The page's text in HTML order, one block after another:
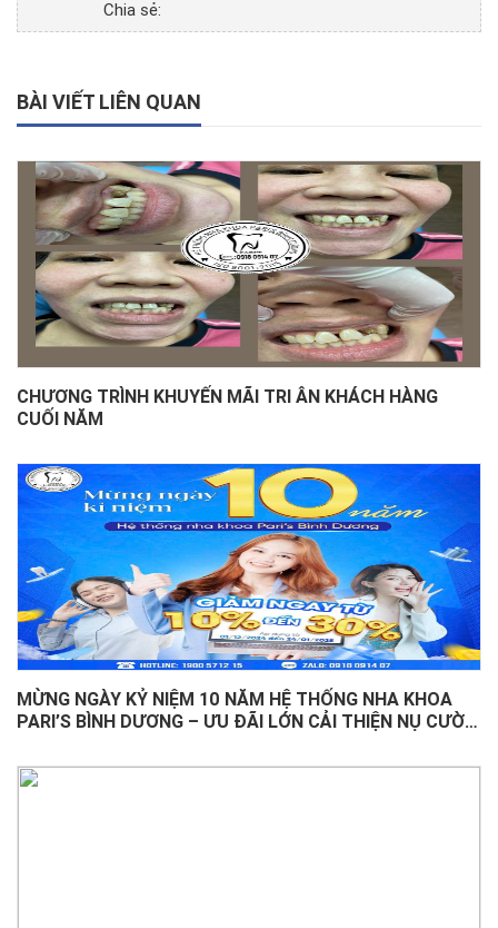
Chia sẻ:
BÀI VIẾT LIÊN QUAN
CHƯƠNG TRÌNH KHUYẾN MÃI TRI ÂN KHÁCH HÀNG
CUỐI NĂM
MỪNG NGÀY KỶ NIỆM 10 NĂM HỆ THỐNG NHA KHOA
PARI’S BÌNH DƯƠNG – ƯU ĐÃI LỚN CẢI THIỆN NỤ CƯỜI